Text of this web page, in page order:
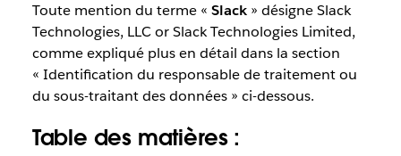
Toute mention du terme « Slack» désigne Slack
Technologies, LLC or Slack Technologies Limited,
comme expliqué plus en détail dans la section
« Identification du responsable de traitement ou
du sous-traitant des données » ci-dessous.
Table des matières :